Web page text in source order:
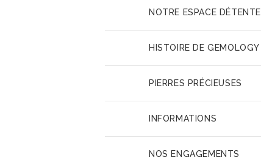
NOTRE ESPACE DÉTENTE
HISTOIRE DE GEMOLOGY
PIERRES PRÉCIEUSES
INFORMATIONS
NOS ENGAGEMENTS